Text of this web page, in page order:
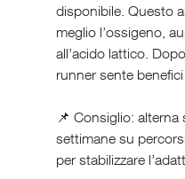
disponibile. Questo
meglio l’ossigeno,
all’acido lattico.
runner sente
📌 Consiglio:
settimane su
per stabilizzare